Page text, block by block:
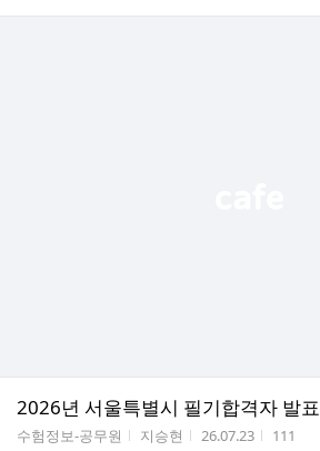
2026년 서울특별시 필기합격자 발표
게시판명
수험정보-공무원 작성자
지승현 작성시간
26.07.23 조회수
111